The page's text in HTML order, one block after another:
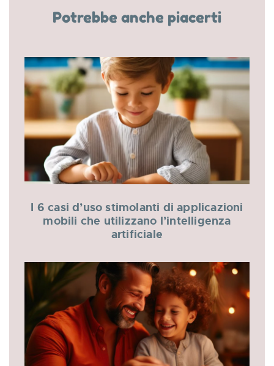
Potrebbe anche piacerti
I 6 casi d’uso stimolanti di applicazioni
mobili che utilizzano l’intelligenza
artificiale